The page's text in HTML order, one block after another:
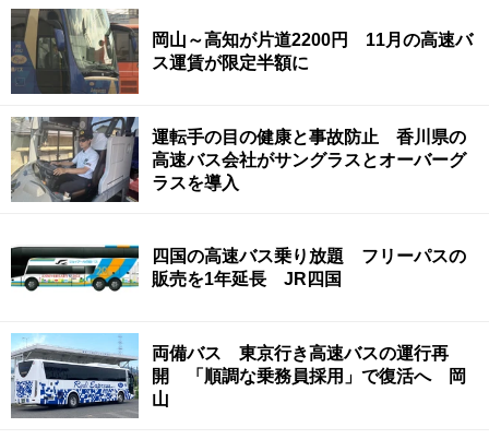
岡山～高知が片道2200円 11月の高速バ
ス運賃が限定半額に
運転手の目の健康と事故防止 香川県の
高速バス会社がサングラスとオーバーグ
ラスを導入
四国の高速バス乗り放題 フリーパスの
販売を1年延長 JR四国
両備バス 東京行き高速バスの運行再
開 「順調な乗務員採用」で復活へ 岡
山